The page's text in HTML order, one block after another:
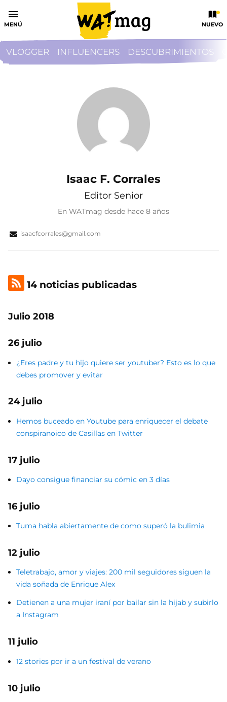
MENÚ NUEVO
VLOGGER INFLUENCERS DESCUBRIMIENTOS
Isaac F. Corrales
Editor Senior
En WATmag desde hace 8 años
isaacfcorrales@gmail.com
14 noticias publicadas
Julio 2018
26 julio
¿Eres padre y tu hijo quiere ser youtuber? Esto es lo que
debes promover y evitar
24 julio
Hemos buceado en Youtube para enriquecer el debate
conspiranoico de Casillas en Twitter
17 julio
Dayo consigue financiar su cómic en 3 días
16 julio
Tuma habla abiertamente de como superó la bulimia
12 julio
Teletrabajo, amor y viajes: 200 mil seguidores siguen la
vida soñada de Enrique Alex
Detienen a una mujer iraní por bailar sin la hijab y subirlo
a Instagram
11 julio
12 stories por ir a un festival de verano
10 julio